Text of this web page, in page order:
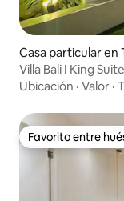
Casa particular en
Villa Bali I King
Ubicación · Valor ·
Favorito entre
Favorito entre